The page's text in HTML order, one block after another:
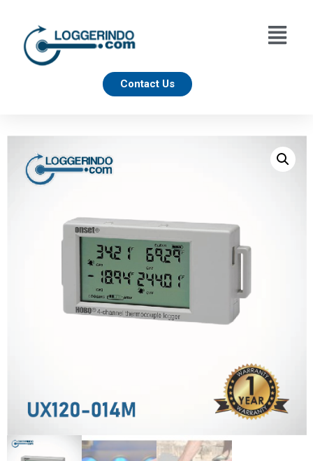
Contact Us